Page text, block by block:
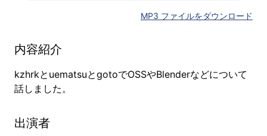
MP3 ファイルをダウンロード
内容紹介
kzhrkとuematsuとgotoでOSSやBlenderなどについて
話しました。
出演者